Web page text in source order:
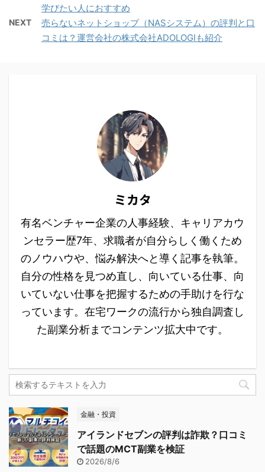
学びたい人におすすめ
NEXT
売らないネットショップ（NASシステム）の評判と口
コミは？運営会社の株式会社ADOLOGIも紹介
ミカタ
有名ベンチャー企業の人事経験、キャリアカウ
ンセラー歴7年、求職者が自分らしく働くため
のノウハウや、悩み解決へと導く記事を執筆。
自分の性格を見つめ直し、向いている仕事、向
いていない仕事を把握するための手助けを行な
っています。在宅ワークの流行から独自調査し
た副業分析までコンテンツ拡大中です。
金融・投資
アイランドセブンの評判は詐欺？口コミ
で話題のMCT副業を検証
2026/8/6